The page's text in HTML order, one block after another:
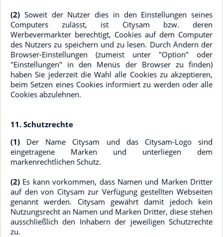
(2) Soweit der Nutzer dies in den Einstellungen seines
Computers zulässt, ist Citysam bzw. deren
Werbevermarkter berechtigt, Cookies auf dem Computer
des Nutzers zu speichern und zu lesen. Durch Ändern der
Browser-Einstellungen (zumeist unter "Option" oder
"Einstellungen" in den Menüs der Browser zu finden)
haben Sie jederzeit die Wahl alle Cookies zu akzeptieren,
beim Setzen eines Cookies informiert zu werden oder alle
Cookies abzulehnen.
11. Schutzrechte
(1) Der Name Citysam und das Citysam-Logo sind
eingetragene Marken und unterliegen dem
markenrechtlichen Schutz.
(2) Es kann vorkommen, dass Namen und Marken Dritter
auf den von Citysam zur Verfügung gestellten Webseiten
genannt werden. Citysam gewährt damit jedoch kein
Nutzungsrecht an Namen und Marken Dritter, diese stehen
ausschließlich den Inhabern der jeweiligen Schutzrechte
zu.